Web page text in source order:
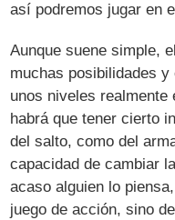
así podremos jugar en
Aunque suene simple,
muchas posibilidades y
unos niveles realmente
habrá que tener cierto
del salto, como del
capacidad de cambiar
acaso alguien lo
juego de acción, sino